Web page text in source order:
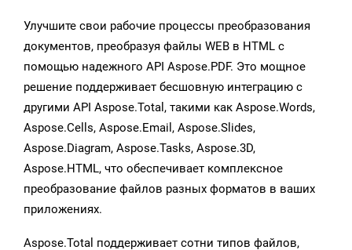
Улучшите свои рабочие процессы преобразования
документов, преобразуя файлы WEB в HTML с
помощью надежного API Aspose.PDF. Это мощное
решение поддерживает бесшовную интеграцию с
другими API Aspose.Total, такими как Aspose.Words,
Aspose.Cells, Aspose.Email, Aspose.Slides,
Aspose.Diagram, Aspose.Tasks, Aspose.3D,
Aspose.HTML, что обеспечивает комплексное
преобразование файлов разных форматов в ваших
приложениях.
Aspose.Total поддерживает сотни типов файлов,